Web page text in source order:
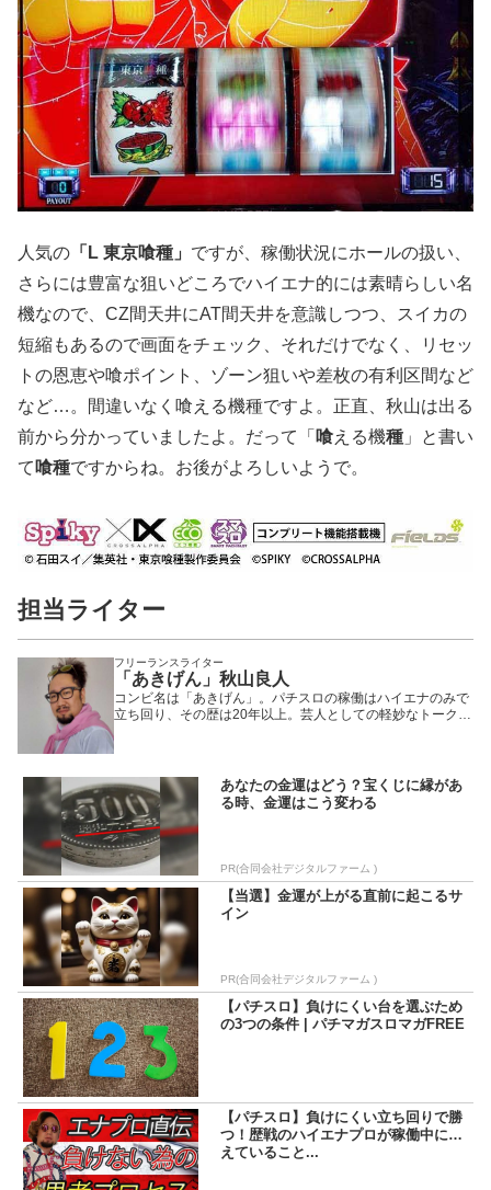
人気の 「L 東京喰種」 ですが、稼働状況にホールの扱い、
さらには豊富な狙いどころでハイエナ的には素晴らしい名
機なので、CZ間天井にAT間天井を意識しつつ、スイカの
短縮もあるので画面をチェック、それだけでなく、リセッ
トの恩恵や喰ポイント、ゾーン狙いや差枚の有利区間など
など…。間違いなく喰える機種ですよ。正直、秋山は出る
前から分かっていましたよ。だって「 喰える機種 」と書い
て 喰種ですからね。お後がよろしいようで。
担当ライター
フリーランスライター
「あきげん」秋山良人
コンビ名は「あきげん」。パチスロの稼働はハイエナのみで
立ち回り、その歴は20年以上。芸人としての軽妙なトークや
あなたの金運はどう？宝くじに縁があ
る時、金運はこう変わる
PR(合同会社デジタルファーム )
【当選】金運が上がる直前に起こるサ
イン
PR(合同会社デジタルファーム )
【パチスロ】負けにくい台を選ぶため
の3つの条件 | パチマガスロマガFREE
【パチスロ】負けにくい立ち回りで勝
つ！歴戦のハイエナプロが稼働中に考
えていること...